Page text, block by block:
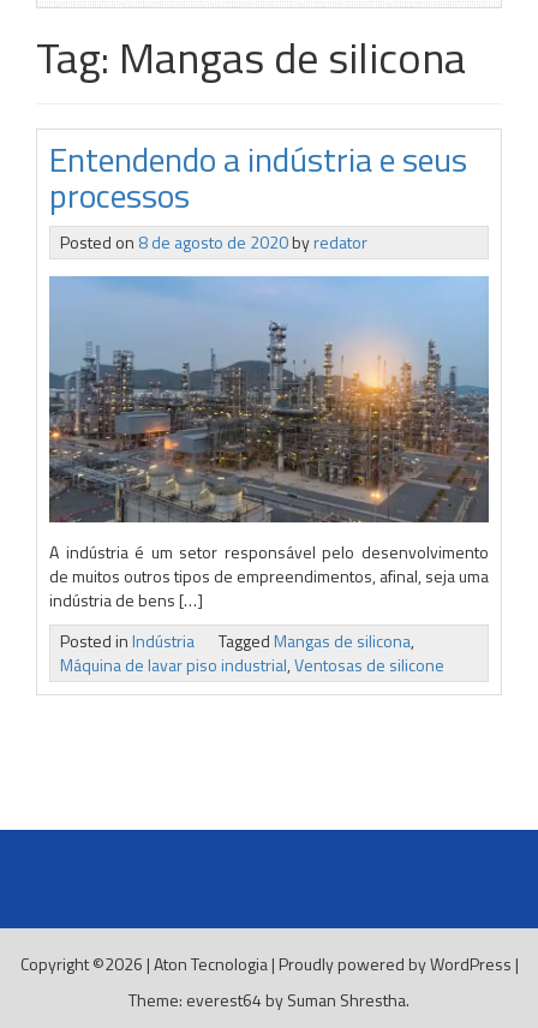
Tag: Mangas de silicona
Entendendo a indústria e seus
processos
Posted on 8 de agosto de 2020byredator
A indústria é um setor responsável pelo desenvolvimento
de muitos outros tipos de empreendimentos, afinal, seja uma
indústria de bens […]
Posted inIndústria TaggedMangas de silicona,
Máquina de lavar piso industrial,Ventosas de silicone
Copyright ©2026 |Aton Tecnologia | Proudly powered by WordPress |
Theme: everest64 bySuman Shrestha.